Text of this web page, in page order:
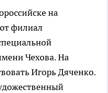
на
филиал
Чехова. На
Игорь Дяченко.